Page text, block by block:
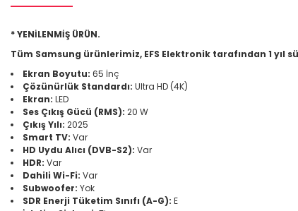
* YENİLENMİŞ ÜRÜN.
Tüm Samsung ürünlerimiz, EFS Elektronik tarafından 1 yıl
Ekran Boyutu: 65 İnç
Çözünürlük Standardı: Ultra HD (4K)
Ekran: LED
Ses Çıkış Gücü (RMS): 20 W
Çıkış Yılı: 2025
Smart TV: Var
HD Uydu Alıcı (DVB-S2): Var
HDR: Var
Dahili Wi-Fi: Var
Subwoofer: Yok
SDR Enerji Tüketim Sınıfı (A-G): E